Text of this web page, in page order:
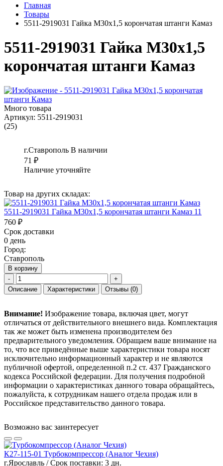
Главная
Товары
5511-2919031 Гайка М30х1,5 корончатая штанги Камаз
5511-2919031 Гайка М30х1,5
корончатая штанги Камаз
Много товара
Артикул: 5511-2919031
(25)
г.Ставрополь В наличии
71 ₽
Наличие уточняйте
Товар на других складах:
5511-2919031 Гайка М30х1,5 корончатая штанги Камаз 11
760 ₽
Срок доставки
0 день
Город:
Ставрополь
В корзину
-
+
Описание
Характеристики Отзывы (0)
Внимание! Изображение товара, включая цвет, могут
отличаться от действительного внешнего вида. Комплектация
так же может быть изменена производителем без
предварительного уведомления. Обращаем ваше внимание на
то, что все приведённые выше характеристики товара носят
исключительно информационный характер и не являются
публичной офертой, определенной п.2 ст. 437 Гражданского
кодекса Российской федерации. Для получения подробной
информации о характеристиках данного товара обращайтесь,
пожалуйста, к сотрудникам нашего отдела продаж или в
Российское представительство данного товара.
Возможно вас заинтересует
К27-115-01 Турбокомпрессор (Аналог Чехия)
г.Ярославль / Срок поставки: 3 дн.